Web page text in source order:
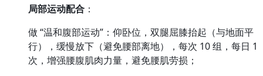
局部运动配合 ：
做 “温和腹部运动”：仰卧位，双腿屈膝抬起（与地面平
行），缓慢放下（避免腰部离地），每次 10 组，每日 1
次，增强腰腹肌肉力量，避免腰肌劳损；